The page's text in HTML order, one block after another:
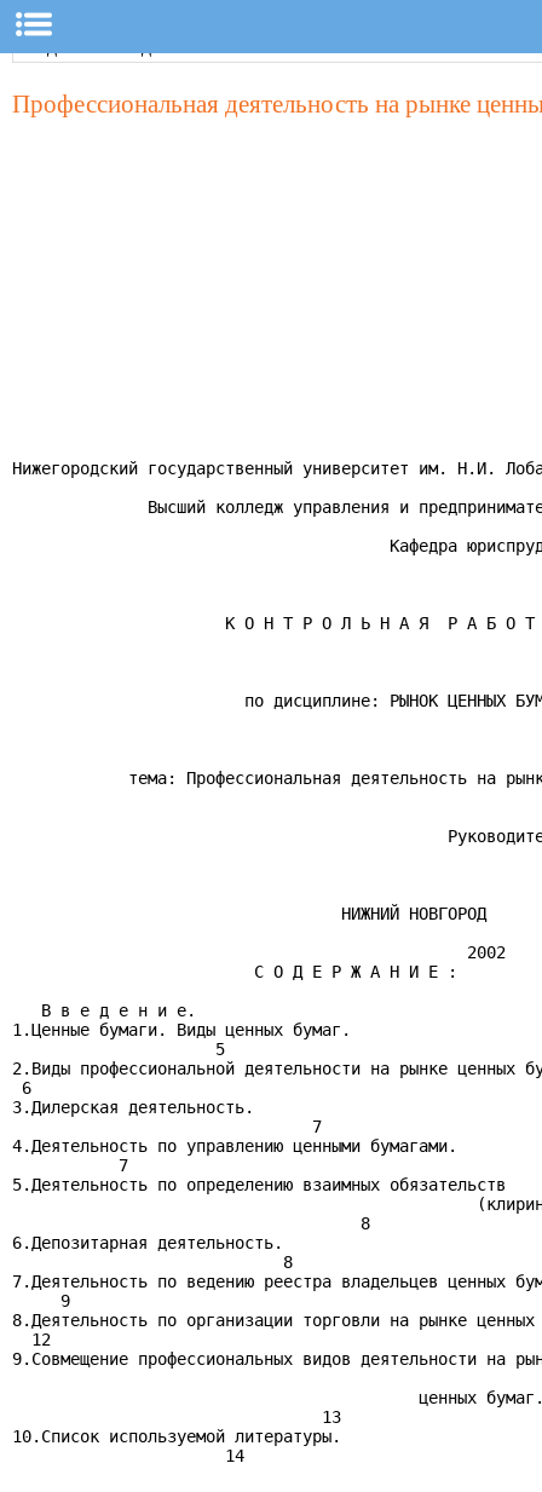
Профессиональная деятельность на рынке
Нижегородский государственный университет им. Н.И.
Высший колледж управления и
Кафедра
К О Н Т Р О Л Ь Н А Я  Р А Б О Т
по дисциплине: РЫНОК ЦЕННЫХ
тема: Профессиональная деятельность на
                                  НИЖНИЙ НОВГОРОД
                                               2002
                         С О Д Е Р Ж А Н И Е :
   В в е д е н и е.
1.Ценные бумаги. Виды ценных бумаг.
                     5
2.Виды профессиональной деятельности на рынке ценных
6
3.Дилерская деятельность.
                               7
4.Деятельность по управлению ценными бумагами.
           7
5.Деятельность по определению взаимных обязательств
                                    8
6.Депозитарная деятельность.
                            8
7.Деятельность по ведению реестра владельцев ценных
     9
8.Деятельность по организации торговли на рынке
  12
9.Совмещение профессиональных видов деятельности на
ценных
                                13
10.Список используемой литературы.
                      14